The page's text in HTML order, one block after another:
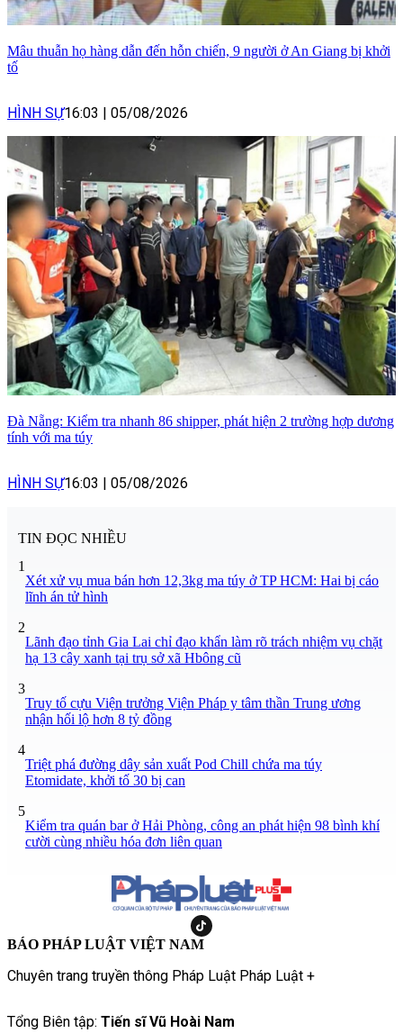
Mâu thuẫn họ hàng dẫn đến hỗn chiến, 9 người ở An Giang bị khởi
tố
HÌNH SỰ16:03 05/08/2026
Đà Nẵng: Kiểm tra nhanh 86 shipper, phát hiện 2 trường hợp dương
tính với ma túy
HÌNH SỰ16:03 05/08/2026
TIN ĐỌC NHIỀU
1
Xét xử vụ mua bán hơn 12,3kg ma túy ở TP HCM: Hai bị cáo
lĩnh án tử hình
2
Lãnh đạo tỉnh Gia Lai chỉ đạo khẩn làm rõ trách nhiệm vụ chặt
hạ 13 cây xanh tại trụ sở xã Hbông cũ
3
Truy tố cựu Viện trưởng Viện Pháp y tâm thần Trung ương
nhận hối lộ hơn 8 tỷ đồng
4
Triệt phá đường dây sản xuất Pod Chill chứa ma túy
Etomidate, khởi tố 30 bị can
5
Kiểm tra quán bar ở Hải Phòng, công an phát hiện 98 bình khí
cười cùng nhiều hóa đơn liên quan
BÁO PHÁP LUẬT VIỆT NAM
Chuyên trang truyền thông Pháp Luật Pháp Luật +
Tổng Biên tập: Tiến sĩ Vũ Hoài Nam